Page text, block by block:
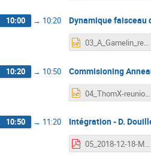
10:00 → 10:20 Dynamique faisceau
03_A_Gamelin_reunion-annuelle-thomx-2018.pptx
10:20 → 10:50 Commisioning
10:50 → 11:20 Intégration - D.
05_2018-12-18-Mek-MGT.pdf